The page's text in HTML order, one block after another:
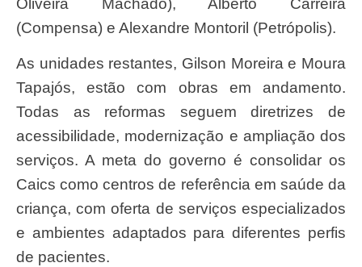
Oliveira Machado), Alberto Carreira
(Compensa) e Alexandre Montoril (Petrópolis).
As unidades restantes, Gilson Moreira e Moura
Tapajós, estão com obras em andamento.
Todas as reformas seguem diretrizes de
acessibilidade, modernização e ampliação dos
serviços. A meta do governo é consolidar os
Caics como centros de referência em saúde da
criança, com oferta de serviços especializados
e ambientes adaptados para diferentes perfis
de pacientes.